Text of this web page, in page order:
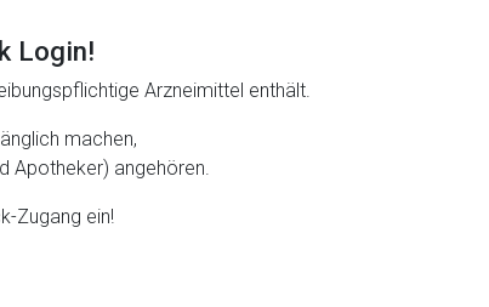
Login!
Arzneimittel enthält.
machen,
Apotheker) angehören.
Zugang ein!
Seite ist deren